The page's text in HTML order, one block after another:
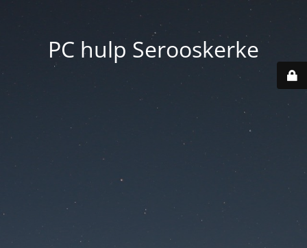
PC hulp Serooskerke